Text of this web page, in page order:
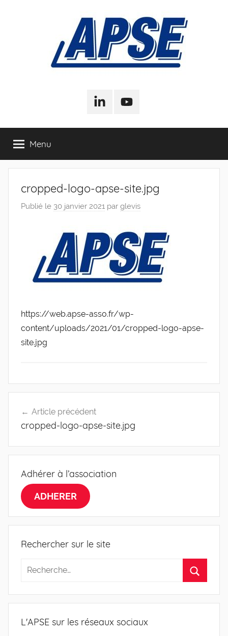
Association
Pour
la
l'Entreprise
l'Entreprise
LinkedInYoutube
Menu
cropped-logo-apse-site.jpg
Publié le 30 janvier 2021 par glevis
https://web.apse-asso.fr/wp-
content/uploads/2021/01/cropped-logo-apse-
site.jpg
de
Article précédent
cropped-logo-apse-site.jpg
Adhérer à l’association
ADHERER
Rechercher sur le site
L'APSE sur les réseaux sociaux